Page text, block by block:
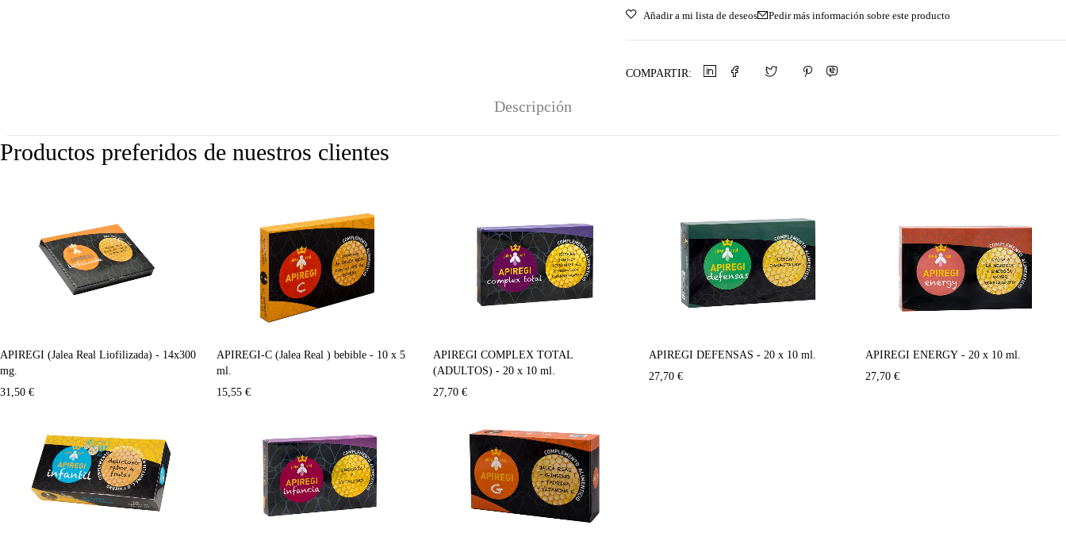
Pedir más información sobre este producto
COMPARTIR:
Descripción
Productos preferidos de nuestros clientes
APIREGI (Jalea Real Liofilizada) - 14x300
mg.
31,50 €
APIREGI-C (Jalea Real ) bebible - 10 x 5
ml.
15,55 €
APIREGI COMPLEX TOTAL
(ADULTOS) - 20 x 10 ml.
27,70 €
APIREGI DEFENSAS - 20 x 10 ml.
27,70€
APIREGI ENERGY - 20 x 10 ml.
27,70€